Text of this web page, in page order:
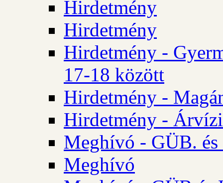
Hirdetmény
Hirdetmény
Hirdetmény -
17-18 között
Hirdetmény -
Hirdetmény -
Meghívó - GÜB.
Meghívó